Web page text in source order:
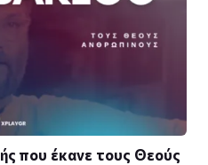
που έκανε τους Θεούς